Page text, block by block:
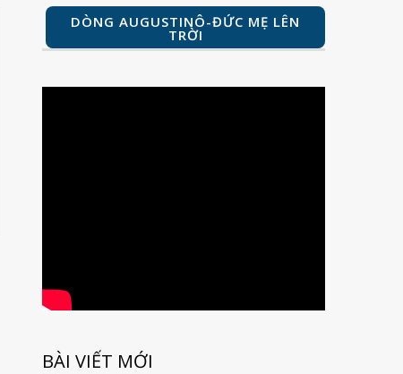
DÒNG AUGUSTINÔ-ĐỨC MẸ LÊN
TRỜI
BÀI VIẾT MỚI